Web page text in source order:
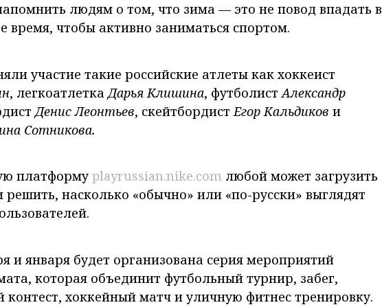
людям о том, что зима — это не повод впадать в
время, чтобы активно заниматься спортом.
участие такие российские атлеты как хоккеист
, легкоатлеткаДарья Клишина, футболистАлександр
Денис Леонтьев, скейтбордистЕгор Кальдиков и
Сотникова.
платформу playrussian.nike.com любой может загрузить
насколько «обычно» или «по-русски» выглядят
и января будет организована серия мероприятий
которая объединит футбольный турнир, забег,
контест, хоккейный матч и уличную фитнес тренировку.